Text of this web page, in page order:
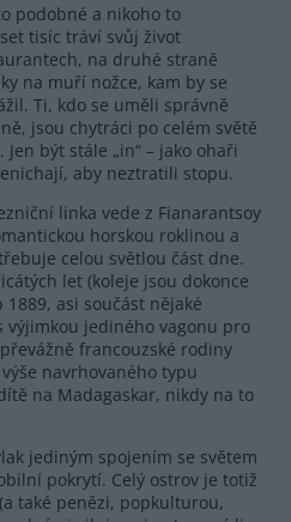
podobné a nikoho to
tisíc tráví svůj život
na druhé straně
na muří nožce, kam by se
Ti, kdo se uměli správně
jsou chytráci po celém světě
být stále „in“ – jako ohaři
aby neztratili stopu.
linka vede z Fianarantsoy
horskou roklinou a
celou světlou část dne.
let (koleje jsou dokonce
asi součást nějaké
výjimkou jediného vagonu pro
francouzské rodiny
navrhovaného typu
na Madagaskar, nikdy na to
jediným spojením se světem
pokrytí. Celý ostrov je totiž
také penězi, popkulturou,